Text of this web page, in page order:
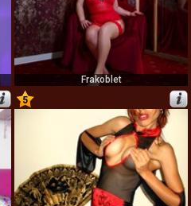
Frakoblet
5